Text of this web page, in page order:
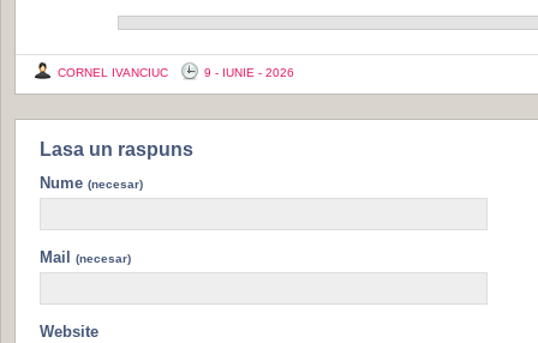
CORNEL IVANCIUC 9 - IUNIE - 2026
Lasa un raspuns
Nume (necesar)
Mail (necesar)
Website